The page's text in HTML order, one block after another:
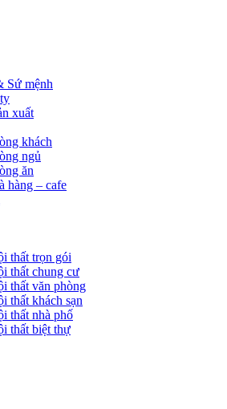
Sứ mệnh
xuất
khách
ngủ
ăn
hàng – cafe
thất trọn gói
thất chung cư
thất văn phòng
thất khách sạn
thất nhà phố
thất biệt thự